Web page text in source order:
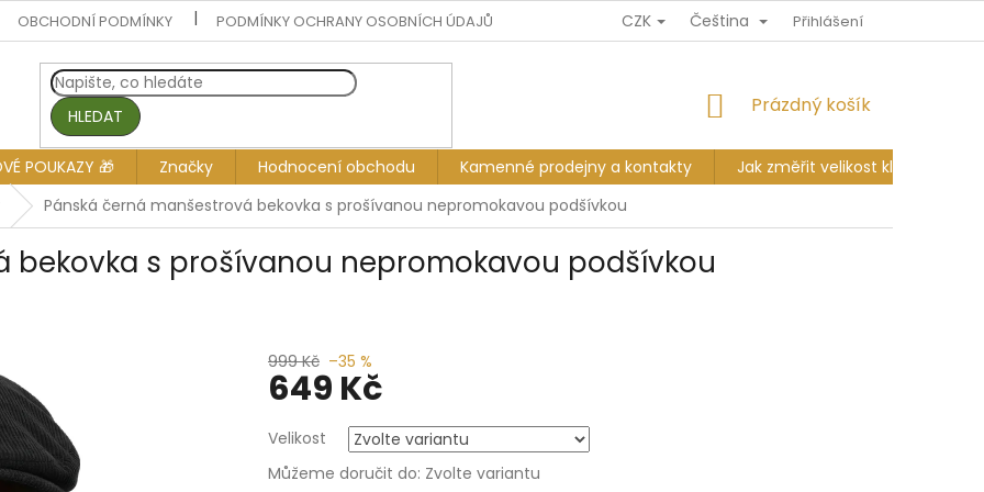
OBCHODNÍ PODMÍNKY PODMÍNKY OCHRANY OSOBNÍCH ÚDAJŮ DOPRAVA A PLATBA VÝMĚNA A VRÁCENÍ
CZK Čeština Přihlášení
HLEDAT
NÁKUPNÍ
Prázdný košík
POUKAZY 🎁 Značky Hodnocení obchodu Kamenné prodejny a kontakty
Jak změřit velikost klobouku?
Pánská černá manšestrová bekovka s prošívanou nepromokavou podšívkou
bekovka s prošívanou nepromokavou podšívkou
999 Kč –35 %
649 Kč
cena:
Velikost
Můžeme doručit do: Zvolte variantu